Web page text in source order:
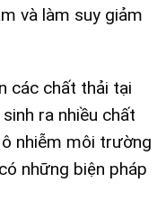
và làm suy giảm
các chất thải tại
ra nhiều chất
nhiễm môi trường
những biện pháp